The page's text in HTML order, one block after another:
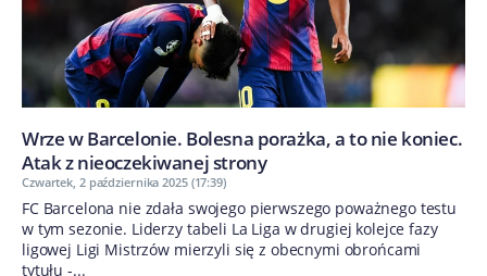
Wrze w Barcelonie. Bolesna porażka, a to nie koniec.
Atak z nieoczekiwanej strony
Czwartek, 2 października 2025 (17:39)
FC Barcelona nie zdała swojego pierwszego poważnego testu
w tym sezonie. Liderzy tabeli La Liga w drugiej kolejce fazy
ligowej Ligi Mistrzów mierzyli się z obecnymi obrońcami
tytułu -...